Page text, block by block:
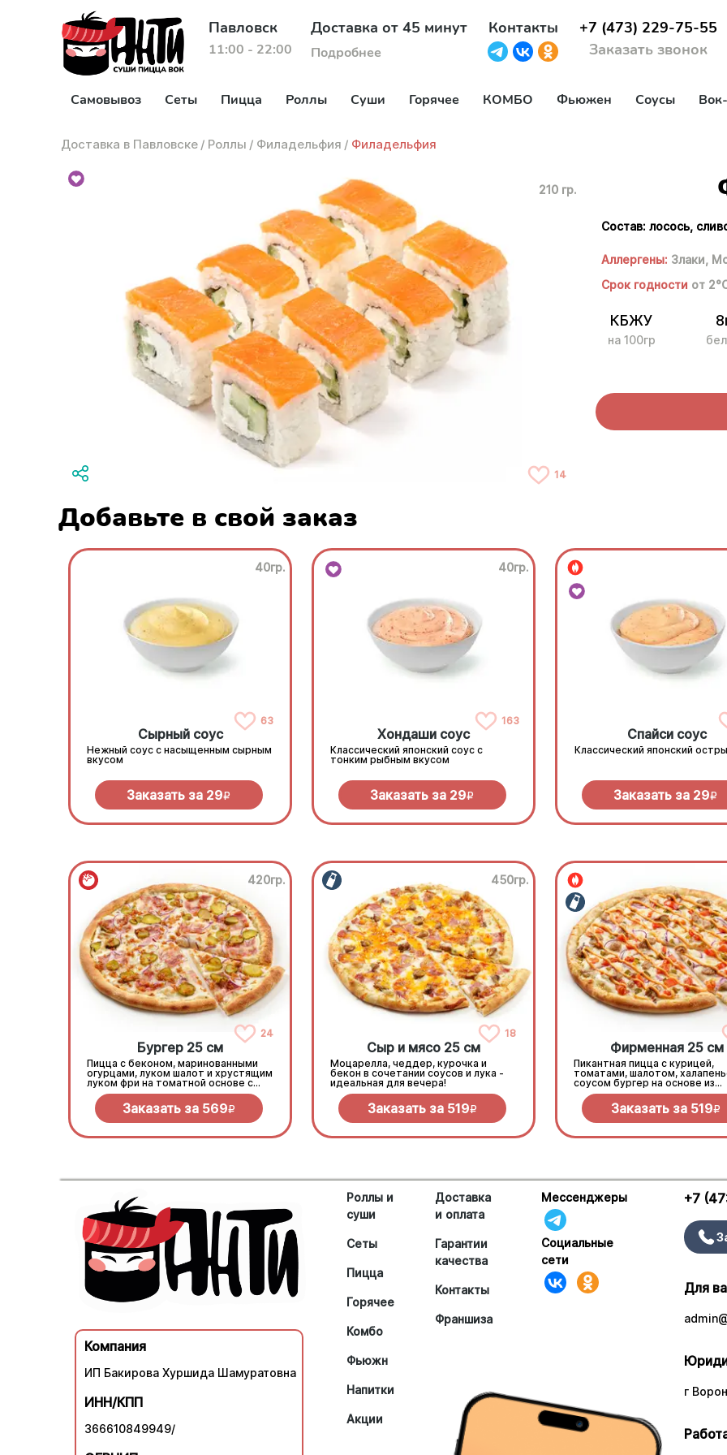
Павловск
11:00 - 22:00
Доставка от 45 минут
Подробнее
Контакты
+7 (473) 229-75-55
Заказать звонок
Самовывоз Сеты Пицца Роллы Суши Горячее КОМБО Фьюжен Соусы
Доставка в Павловске / Роллы / Филадельфия / Филадельфия
210 гр.
14
Состав: лосось,
Аллергены: Злаки,
Срок годности от
КБЖУ
на 100гр
Добавьте в свой заказ
40гр.
63
Сырный соус
Нежный соус с насыщенным сырным
вкусом
Заказать за 29R
40гр.
163
Хондаши соус
Классический японский соус с
тонким рыбным вкусом
Заказать за 29R
Спайси соус
Классический японский
Заказать за 29R
420гр.
24
Бургер 25 см
Пицца с беконом, маринованными
огурцами, луком шалот и хрустящим
луком фри на томатной основе с
моцареллой.
Заказать за 569R
450гр.
18
Сыр и мясо 25 см
Моцарелла, чеддер, курочка и
бекон в сочетании соусов и лука -
идеальная для вечера!
Заказать за 519R
Фирменная 25 см
Пикантная пицца с курицей,
томатами, шалотом,
соусом бургер на основе из
сливочного соуса и
Заказать за 519R
Компания
ИП Бакирова Хуршида Шамуратовна
ИНН/КПП
366610849949/
Роллы и
суши
Сеты
Пицца
Горячее
Комбо
Фьюжн
Напитки
Акции
Доставка
и оплата
Гарантии
качества
Контакты
Франшиза
Мессенджеры
Социальные
сети
+7
Для
г